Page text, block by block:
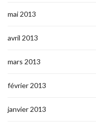
mai 2013
avril 2013
mars 2013
février 2013
janvier 2013